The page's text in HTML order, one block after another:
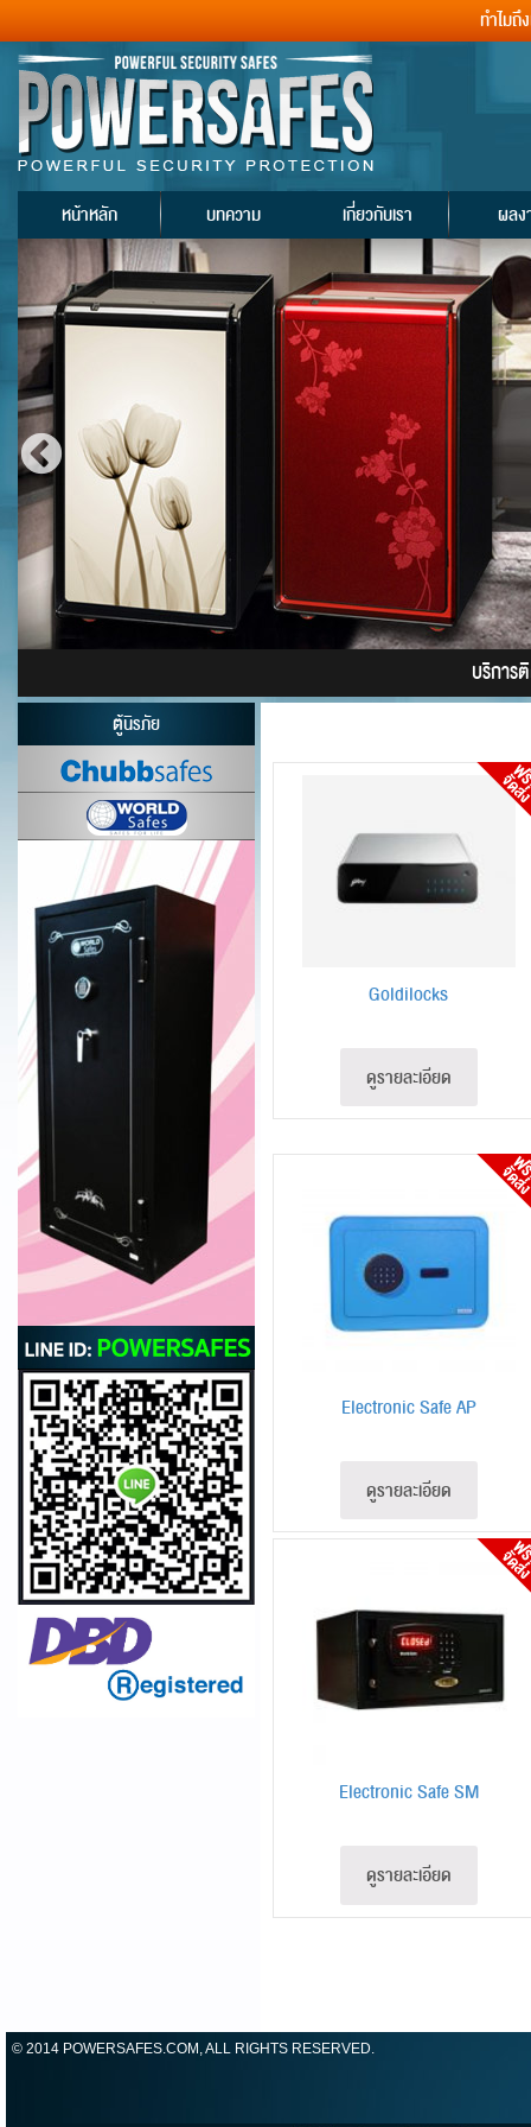
ทำไมถึ
หน้าหลัก บทความ เกี่ยวกับเรา ผลง
บริการ
ตู้นิรภัย
Goldilocks
ดูรายละเอียด
Electronic Safe AP
ดูรายละเอียด
Electronic Safe SM
ดูรายละเอียด
© 2014 POWERSAFES.COM, ALL RIGHTS RESERVED.